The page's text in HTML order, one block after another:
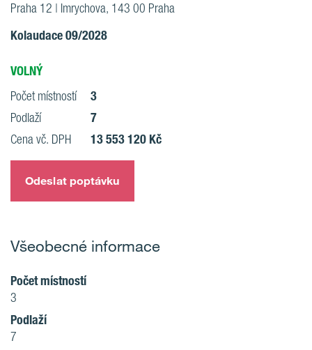
Praha 12 | Imrychova, 143 00 Praha
Kolaudace 09/2028
VOLNÝ
Počet místností 3
Podlaží 7
Cena vč. DPH 13 553 120 Kč
Odeslat poptávku
Všeobecné informace
Počet místností
3
Podlaží
7